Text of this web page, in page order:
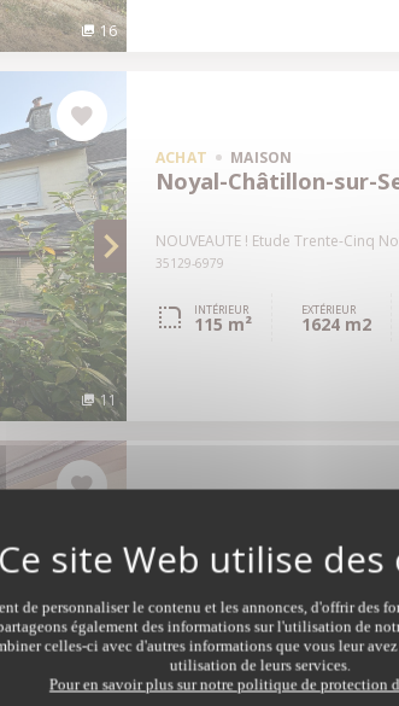
16
11
ACHAT MAISON
Noyal-Châtillon-sur-
NOUVEAUTE ! Etude Trente-Cinq
35129-6979
INTÉRIEUR
115 m²
EXTÉRIEUR
1624 m2
Noyal-Châtillon-sur-
NOUVEAUTÉ ÉTUDE TRENTE-
Réf: 35129-6961
INTÉRIEUR
82 m²
EXTÉRIEUR
288 m2
de personnaliser le contenu et les annonces, d'offrir des
également des informations sur l'utilisation de
celles-ci avec d'autres informations que vous leur
utilisation de leurs services.
Pour en savoir plus sur notre politique de protection